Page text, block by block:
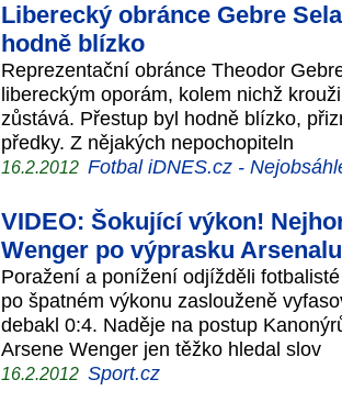
Liberecký obránce Gebre
hodně blízko
Reprezentační obránce Theodor
libereckým oporám, kolem nichž
zůstává. Přestup byl hodně blízko,
předky. Z nějakých nepochopiteln
16.2.2012 Fotbal iDNES.cz -
VIDEO: Šokující výkon!
Wenger po výprasku Arsenalu
Poražení a ponížení odjížděli
po špatném výkonu zaslouženě
debakl 0:4. Naděje na postup
Arsene Wenger jen těžko hledal slov
16.2.2012 Sport.cz